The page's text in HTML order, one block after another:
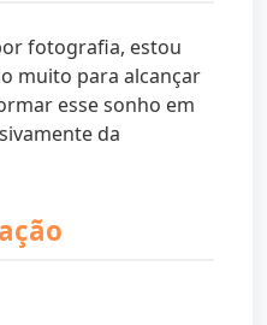
fotografia, estou
muito para alcançar
esse sonho em
da